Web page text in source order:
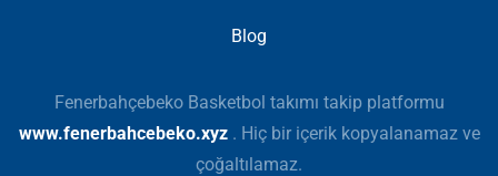
Blog
Fenerbahçebeko Basketbol takımı takip platformu
www.fenerbahcebeko.xyz. Hiç bir içerik kopyalanamaz ve
çoğaltılamaz.